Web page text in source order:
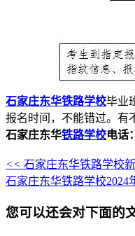
石家庄东华铁路学校毕业
报名时间，不能错过。有
石家庄东华铁路学校电话
<< 石家庄东华铁路学校
石家庄东华铁路学校2024
您可以还会对下面的